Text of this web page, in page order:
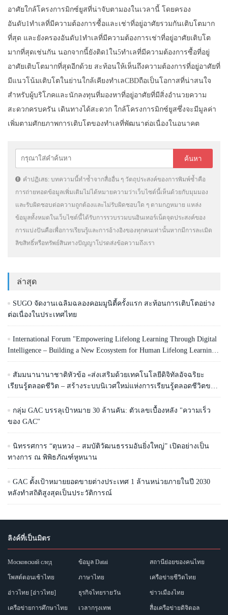
อาศัยใกล้โครงการมิกซ์ยูสที่น่าจับตามองในเวลานี้ โดยครอง
อันดับ1ทำเลที่มีความต้องการซื้อและเช่าที่อยู่อาศัยรวมกันเติบโตมาก
ที่สุด และยังครองอันดับ1ทำเลที่มีความต้องการเช่าที่อยู่อาศัยเติบโต
มากที่สุดเช่นกัน นอกจากนี้ยังติด1ใน5ทำเลที่มีความต้องการซื้อที่อยู่
อาศัยเติบโตมากที่สุดอีกด้วย สะท้อนให้เห็นถึงความต้องการที่อยู่อาศัยที่
มีแนวโน้มเติบโตในย่านใกล้เคียงทำเลCBDถือเป็นโอกาสที่น่าสนใจ
สำหรับผู้บริโภคและนักลงทุนที่มองหาที่อยู่อาศัยที่มีสิ่งอำนวยความ
สะดวกครบครัน เดินทางได้สะดวก ใกล้โครงการมิกซ์ยูสซึ่งจะมีมูลค่า
เพิ่มตามศักยภาพการเติบโตของทำเลที่พัฒนาต่อเนื่องในอนาคต
คำปฏิเสธ: บทความนี้ทำซ้ำจากสื่ออื่น ๆ วัตถุประสงค์ของการพิมพ์ซ้ำคือ
การถ่ายทอดข้อมูลเพิ่มเติมไม่ได้หมายความว่าเว็บไซต์นี้เห็นด้วยกับมุมมอง
และรับผิดชอบต่อความถูกต้องและไม่รับผิดชอบใด ๆ ตามกฎหมาย แหล่ง
ข้อมูลทั้งหมดในเว็บไซต์นี้ได้รับการรวบรวมบนอินเทอร์เน็ตจุดประสงค์ของ
การแบ่งปันคือเพื่อการเรียนรู้และการอ้างอิงของทุกคนเท่านั้นหากมีการละเมิด
ลิขสิทธิ์หรือทรัพย์สินทางปัญญาโปรดส่งข้อความถึงเรา
ล่าสุด
SUGO จัดงานเฉลิมฉลองคอมมูนิตี้ครั้งแรก สะท้อนการเติบโตอย่าง
ต่อเนื่องในประเทศไทย
International Forum "Empowering Lifelong Learning Through Digital
Intelligence – Building a New Ecosystem for Human Lifelong Learning"
Convenes
สัมมนานานาชาติหัวข้อ «ส่งเสริมด้วยเทคโนโลยีดิจิทัลอัจฉริยะ
เรียนรู้ตลอดชีวิต – สร้างระบบนิเวศใหม่แห่งการเรียนรู้ตลอดชีวิตของ
มนุษย์» จัดขึ้น
กลุ่ม GAC บรรลุเป้าหมาย 30 ล้านคัน: ตัวเลขเบื้องหลัง "ความเร็ว
ของ GAC"
นิทรรศการ “ตุนหวง – สมบัติวัฒนธรรมอันยิ่งใหญ่” เปิดอย่างเป็น
ทางการ ณ พิพิธภัณฑ์หูหนาน
GAC ตั้งเป้าหมายยอดขายต่างประเทศ 1 ล้านหน่วยภายในปี 2030
หลังทำสถิติสูงสุดเป็นประวัติการณ์
ลิงค์ที่เป็นมิตร
Московский след ข้อมูล Datai สถานีย่อยของคนไทย
โพสต์ตอนเช้าไทย ภาษาไทย เครือข่ายชีวิตไทย
อ่าวไทย [อ่าวไทย] ธุรกิจไทยรายวัน ข่าวเมืองไทย
เครือข่ายการศึกษาไทย เวลากรุงเทพ สื่อเครือข่ายดิจิตอล